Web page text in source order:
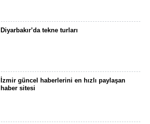
Diyarbakır’da tekne turları
İzmir güncel haberlerini en hızlı paylaşan
haber sitesi